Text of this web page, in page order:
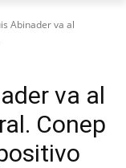
Abinader va al
va al
Conep